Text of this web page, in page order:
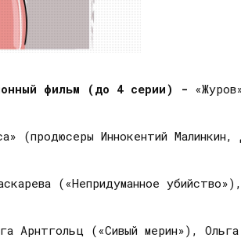
фильм (до 4 серии) -
(продюсеры Иннокентий
(«Непридуманное
Арнтгольц («Сивый мерин»),